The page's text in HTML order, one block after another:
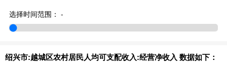
选择时间范围： -
绍兴市:越城区农村居民人均可支配收入:经营净收入 数据如下：